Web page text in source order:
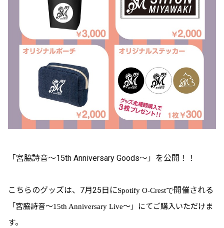
「宮脇詩音～15th Anniversary Goods～」を公開！！
こちらのグッズは、7月25日にSpotify O-Crestで開催される
「宮脇詩音～15th Anniversary Live～」にてご購入いただけま
す。